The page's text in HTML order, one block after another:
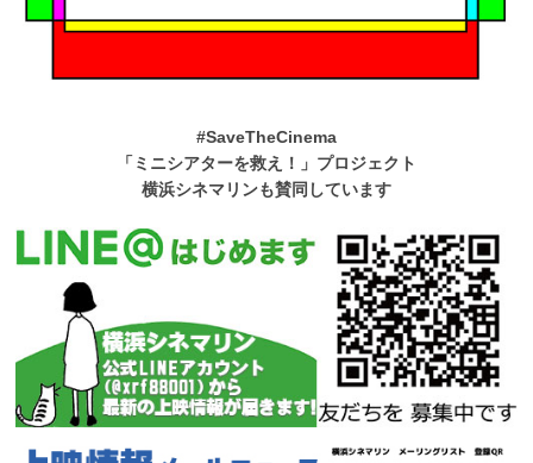
#SaveTheCinema
「ミニシアターを救え！」プロジェクト
横浜シネマリンも賛同しています